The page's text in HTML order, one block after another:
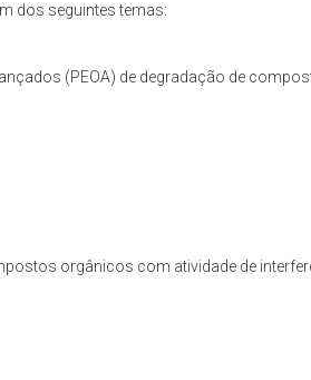
dos seguintes temas:
(PEOA) de degradação de
orgânicos com atividade de